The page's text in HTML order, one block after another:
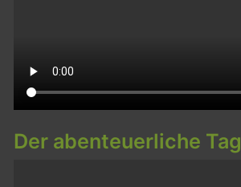
Der abenteuerliche Tag